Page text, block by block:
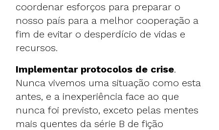
coordenar esforços para preparar o
nosso país para a melhor cooperação a
fim de evitar o desperdício de vidas e
recursos.
Implementar protocolos de crise.
Nunca vivemos uma situação como esta
antes, e a inexperiência face ao que
nunca foi previsto, exceto pelas mentes
mais quentes da série B de fição